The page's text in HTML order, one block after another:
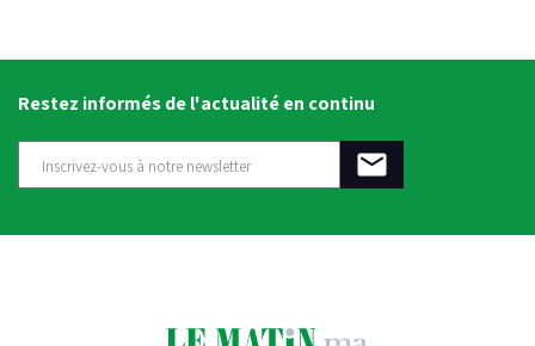
Restez informés de l'actualité en continu